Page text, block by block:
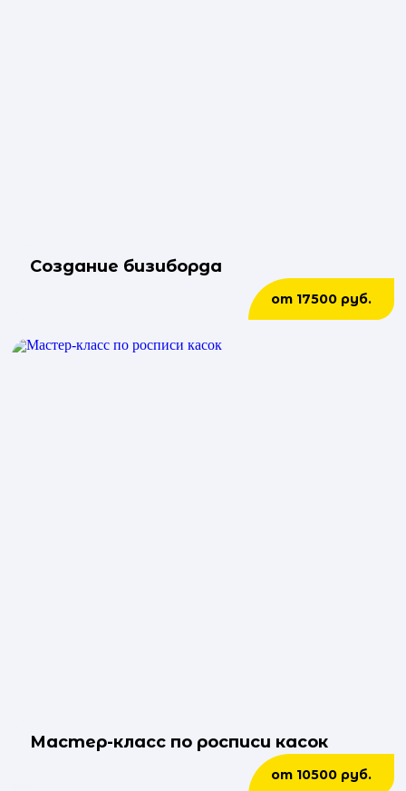
Создание бизиборда
от 17500 руб.
Мастер-класс по росписи касок
от 10500 руб.